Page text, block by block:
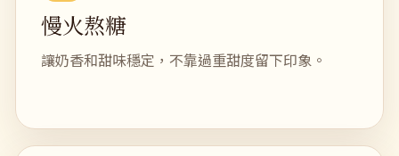
慢火熬糖
讓奶香和甜味穩定，不靠過重甜度留下印象。